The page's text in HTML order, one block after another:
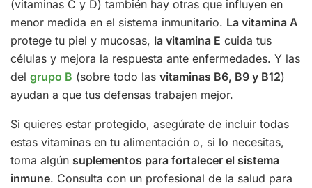
(vitaminas C y D) también hay otras que influyen en
menor medida en el sistema inmunitario. La vitamina A
protege tu piel y mucosas, la vitamina E cuida tus
células y mejora la respuesta ante enfermedades. Y las
del grupo B (sobre todo las vitaminas B6, B9 y B12)
ayudan a que tus defensas trabajen mejor.
Si quieres estar protegido, asegúrate de incluir todas
estas vitaminas en tu alimentación o, si lo necesitas,
toma algún suplementos para fortalecer el sistema
inmune. Consulta con un profesional de la salud para